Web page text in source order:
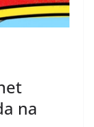
na